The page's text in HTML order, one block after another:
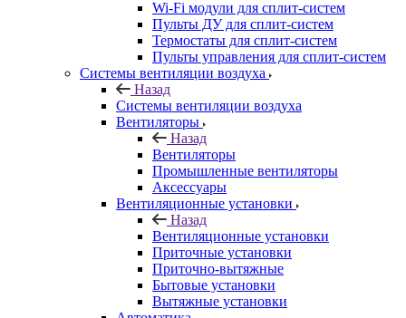
Wi-Fi модули для сплит-систем
Пульты ДУ для сплит-систем
Термостаты для сплит-систем
Пульты управления для сплит-систем
Системы вентиляции воздуха
Назад
Системы вентиляции воздуха
Вентиляторы
Назад
Вентиляторы
Промышленные вентиляторы
Аксессуары
Вентиляционные установки
Назад
Вентиляционные установки
Приточные установки
Приточно-вытяжные
Бытовые установки
Вытяжные установки